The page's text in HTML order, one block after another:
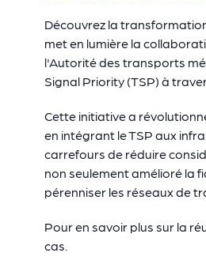
Découvrez la
met en lumière la
l'Autorité des transports
Signal Priority (TSP) à
Cette initiative a
en intégrant le TSP aux
carrefours de réduire
non seulement amélioré la
pérenniser les réseaux de
Pour en savoir plus sur la
cas.